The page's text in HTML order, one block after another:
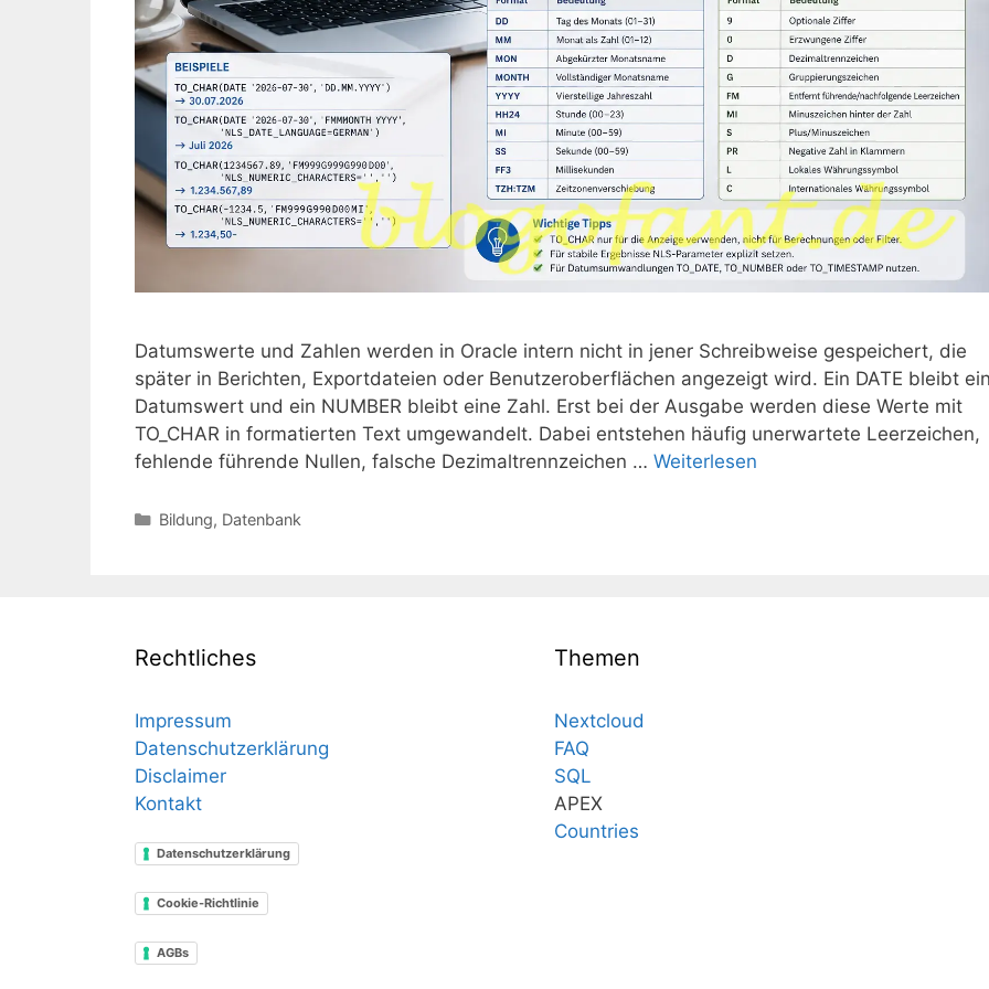
Datumswerte und Zahlen werden in Oracle intern nicht in jener Schreibweise gespeichert, die
später in Berichten, Exportdateien oder Benutzeroberflächen angezeigt wird. Ein DATE bleibt
Datumswert und ein NUMBER bleibt eine Zahl. Erst bei der Ausgabe werden diese Werte mit
TO_CHAR in formatierten Text umgewandelt. Dabei entstehen häufig unerwartete Leerzeichen,
fehlende führende Nullen, falsche Dezimaltrennzeichen … Weiterlesen
Kategorien
Bildung, Datenbank
Rechtliches
Impressum
Datenschutzerklärung
Disclaimer
Kontakt
Datenschutzerklärung
Cookie-Richtlinie
AGBs
Themen
Nextcloud
FAQ
SQL
APEX
Countries